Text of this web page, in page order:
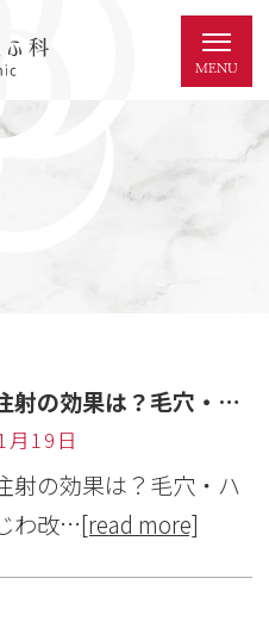
リズネ注射の効果は？毛穴・ハリ・小じわ改善におすすめの肌育治療
月19日
射の効果は？毛穴・ハ
わ改…[read more]